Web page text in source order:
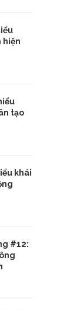
hiện
tạo
khái
#12: